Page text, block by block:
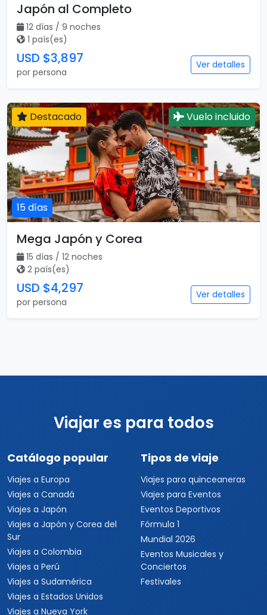
Japón al Completo
12 días / 9 noches
1 país(es)
USD $3,897
por persona
Ver detalles
15 días
Destacado Vuelo incluido
Mega Japón y Corea
15 días / 12 noches
2 país(es)
USD $4,297
por persona
Ver detalles
Viajar es para todos
Catálogo popular
Viajes a Europa
Viajes a Canadá
Viajes a Japón
Viajes a Japón y Corea del
Sur
Viajes a Colombia
Viajes a Perú
Viajes a Sudamérica
Viajes a Estados Unidos
Viajes a Nueva York
Tipos de viaje
Viajes para quinceaneras
Viajes para Eventos
Eventos Deportivos
Fórmula 1
Mundial 2026
Eventos Musicales y
Conciertos
Festivales